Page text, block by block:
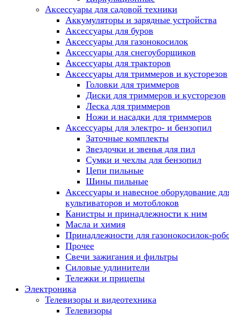
Аксессуары для садовой техники
Аккумуляторы и зарядные устройства
Аксессуары для буров
Аксессуары для газонокосилок
Аксессуары для снегоуборщиков
Аксессуары для тракторов
Аксессуары для триммеров и кусторезов
Головки для триммеров
Диски для триммеров и кусторезов
Леска для триммеров
Ножи и насадки для триммеров
Аксессуары для электро- и бензопил
Заточные комплекты
Звездочки и звенья для пил
Сумки и чехлы для бензопил
Цепи пильные
Шины пильные
Аксессуары и навесное оборудование
культиваторов и мотоблоков
Канистры и принадлежности к ним
Масла и химия
Принадлежности для газонокосилок-
Прочее
Свечи зажигания и фильтры
Силовые удлинители
Тележки и прицепы
Электроника
Телевизоры и видеотехника
Телевизоры